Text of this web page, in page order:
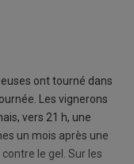
ont tourné dans
Les vignerons
vers 21 h, une
un mois après une
le gel. Sur les